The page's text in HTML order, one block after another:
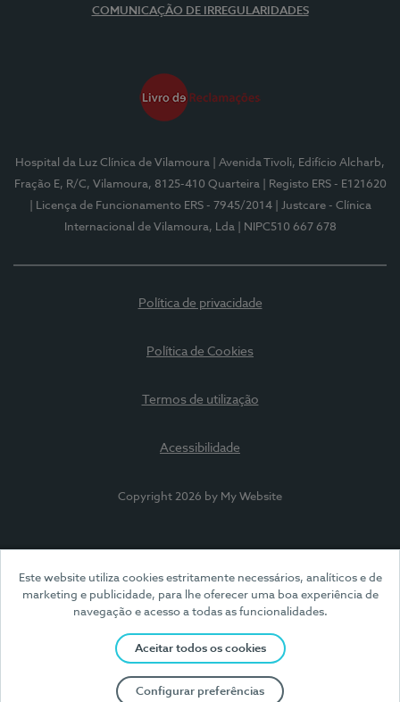
Este website utiliza cookies estritamente necessários, analíticos e de
marketing e publicidade, para lhe oferecer uma boa experiência de
navegação e acesso a todas as funcionalidades.
Aceitar todos os cookies
Configurar preferências
COMUNICAÇÃO DE IRREGULARIDADES
Hospital da Luz Clínica de Vilamoura
| Avenida Tivoli, Edifício Alcharb,
Fração E, R/C, Vilamoura, 8125-410 Quarteira
| Registo ERS - E121620
| Licença de Funcionamento ERS - 7945/2014
| Justcare - Clínica
Internacional de Vilamoura, Lda
| NIPC510 667 678
Política de privacidade
Política de Cookies
Termos de utilização
Acessibilidade
Copyright 2026 by My Website